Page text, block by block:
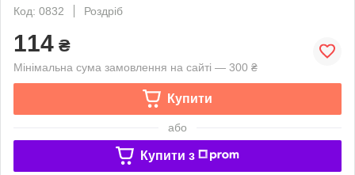
Код: 0832
Роздріб
114 ₴
Мінімальна сума замовлення на сайті — 300 ₴
Купити
або
Купити з